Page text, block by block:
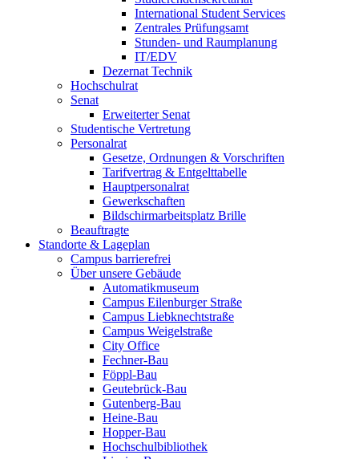
International Student Services
Zentrales Prüfungsamt
Stunden- und Raumplanung
IT/EDV
Dezernat Technik
Hochschulrat
Senat
Erweiterter Senat
Studentische Vertretung
Personalrat
Gesetze, Ordnungen & Vorschriften
Tarifvertrag & Entgelttabelle
Hauptpersonalrat
Gewerkschaften
Bildschirmarbeitsplatz Brille
Beauftragte
Standorte & Lageplan
Campus barrierefrei
Über unsere Gebäude
Automatikmuseum
Campus Eilenburger Straße
Campus Liebknechtstraße
Campus Weigelstraße
City Office
Fechner-Bau
Föppl-Bau
Geutebrück-Bau
Gutenberg-Bau
Heine-Bau
Hopper-Bau
Hochschulbibliothek